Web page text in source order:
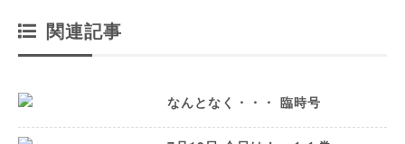
関連記事
なんとなく・・・ 臨時号